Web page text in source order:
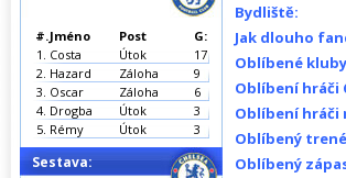
Bydliště:
Jak dlouho
Oblíbené
Oblíbení hráči
Oblíbení hráči
Oblíbený
Oblíbený
#.Jméno Post
G:
1. Costa Útok
17
2. Hazard Záloha
9
3. Oscar Záloha
6
4. Drogba Útok
3
5. Rémy Útok 3
Sestava: